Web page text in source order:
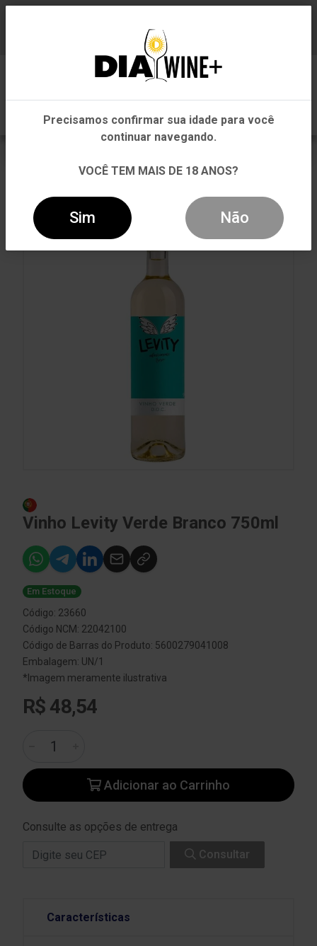
VINHO LEVITY VERDE BRANCO 750ML
Vinho Levity Verde Branco 750ml
Em Estoque
Código: 23660
Código NCM: 22042100
Código de Barras do Produto: 5600279041008
Embalagem: UN/1
*Imagem meramente ilustrativa
R$ 48,54
Adicionar ao Carrinho
Consulte as opções de entrega
Consultar
Características
Em que Estado você está?
Pernambuco
Outros Estados
Precisamos confirmar sua idade para você
continuar navegando.
VOCÊ TEM MAIS DE 18 ANOS?
Sim Não